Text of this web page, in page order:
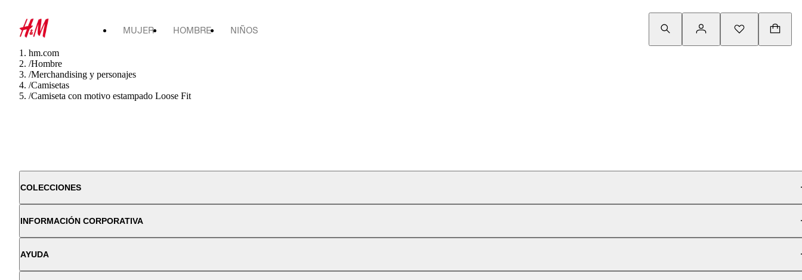
MUJER HOMBRE NIÑOS
hm.com
/Hombre
/Merchandising y personajes
/Camisetas
/Camiseta con motivo estampado Loose Fit
COLECCIONES
INFORMACIÓN CORPORATIVA
AYUDA